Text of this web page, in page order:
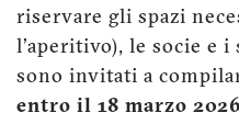
riservare gli spazi
l'aperitivo), le socie e i
sono invitati a
entro il 18 marzo 2026